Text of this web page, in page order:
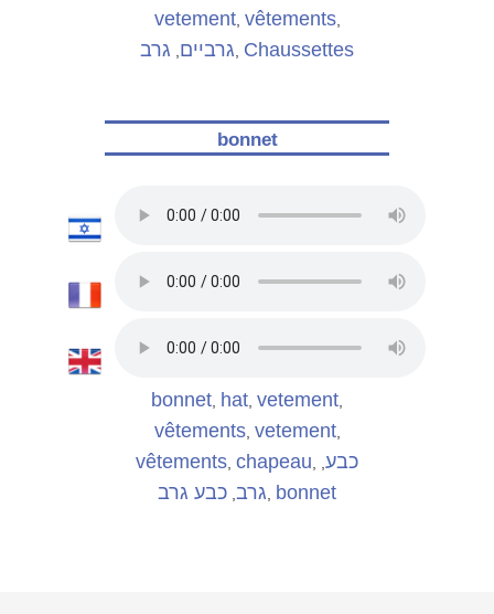
vetement, vêtements,
גרביים גרב Chaussettes
bonnet
bonnet hat vetement
vêtements, vetement,
vêtements chapeau כבע
גרב כבע גרב bonnet